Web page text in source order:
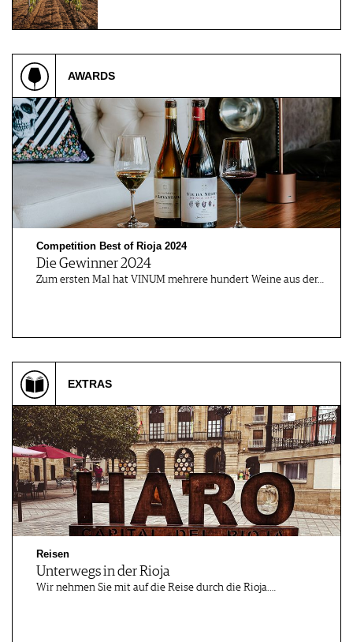
AWARDS
Competition Best of Rioja 2024
Die Gewinner 2024
Zum ersten Mal hat VINUM mehrere hundert Weine aus der…
EXTRAS
Reisen
Unterwegs in der Rioja
Wir nehmen Sie mit auf die Reise durch die Rioja.…